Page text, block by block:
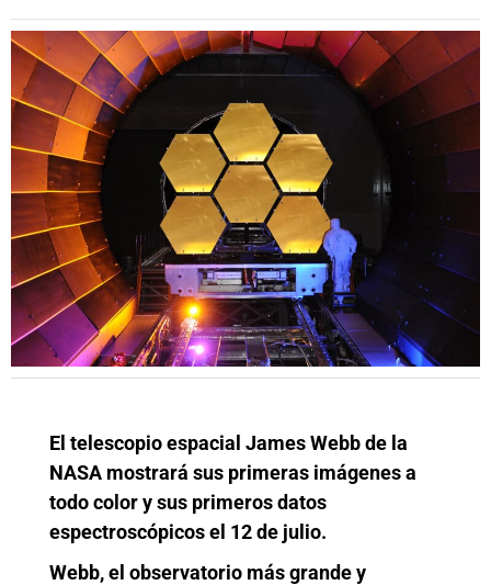
El telescopio espacial James Webb de la
NASA mostrará sus primeras imágenes a
todo color y sus primeros datos
espectroscópicos el 12 de julio.
Webb, el observatorio más grande y